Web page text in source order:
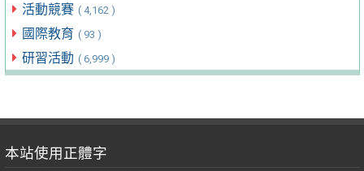
活動競賽 ( 4,162 )
國際教育 ( 93 )
研習活動 ( 6,999 )
本站使用正體字